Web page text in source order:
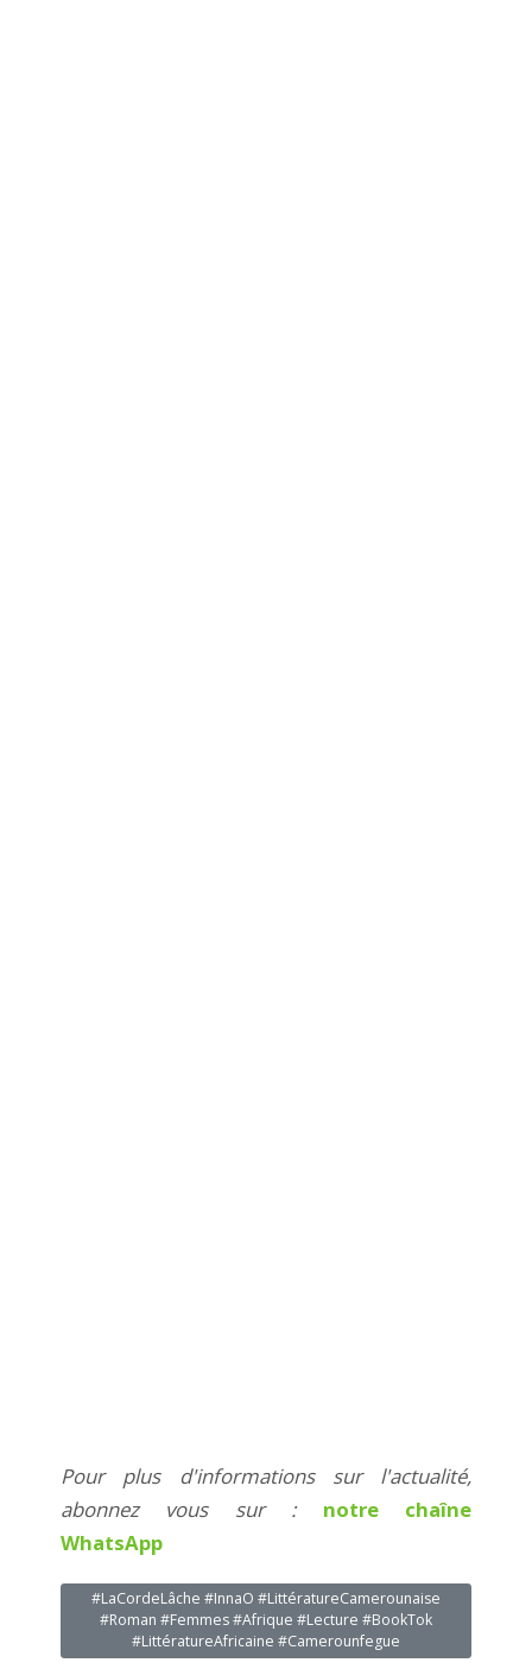
Pour plus d'informations sur l'actualité,
abonnez vous sur : notre chaîne
WhatsApp
#LaCordeLâche #InnaO #LittératureCamerounaise
#Roman #Femmes #Afrique #Lecture #BookTok
#LittératureAfricaine #Camerounfegue